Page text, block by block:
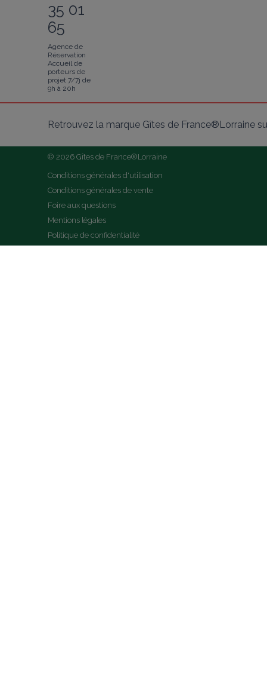
35 01
65
Agence de
Réservation
Accueil de
porteurs de
projet 7/7j de
9h à 20h
Retrouvez la marque Gîtes de France®Lorraine
© 2026 Gîtes de France®Lorraine
Conditions générales d'utilisation
Conditions générales de vente
Foire aux questions
Mentions légales
Politique de confidentialité